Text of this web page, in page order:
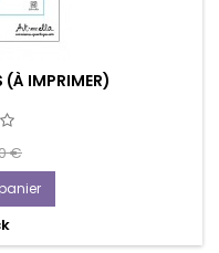
(À IMPRIMER)
€